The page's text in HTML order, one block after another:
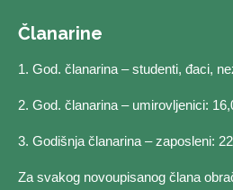
Članarine
1. God. članarina – studenti, đaci,
2. God. članarina – umirovljenici:
3. Godišnja članarina – zaposleni:
Za svakog novoupisanog člana